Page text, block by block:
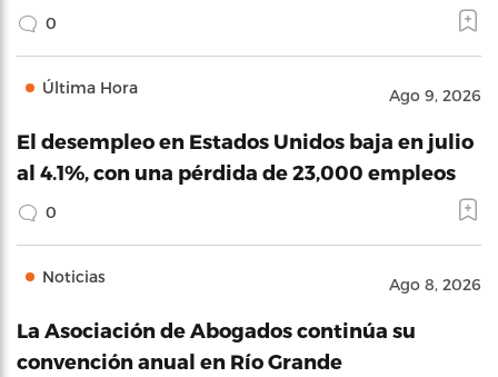
0
Última Hora Ago 9, 2026
El desempleo en Estados Unidos baja en julio
al 4.1%, con una pérdida de 23,000 empleos
0
Noticias Ago 8, 2026
La Asociación de Abogados continúa su
convención anual en Río Grande